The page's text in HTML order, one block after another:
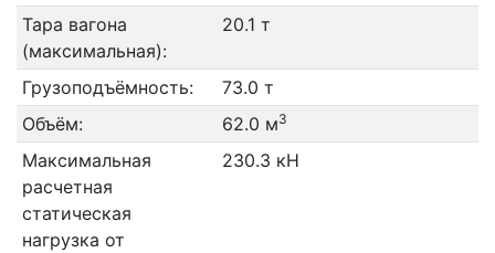
Тара вагона
(максимальная):
20.1 т
Грузоподъёмность:
73.0 т
Объём:
62.0 м3
Максимальная
расчетная
статическая
нагрузка от
230.3 кН